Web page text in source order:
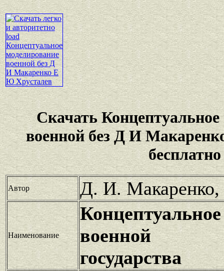
Скачать
военной без Д И
бесплатно
Автор Д. И.
Наименование
военной
государства